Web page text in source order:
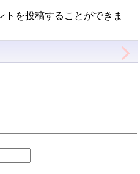
を投稿することができま